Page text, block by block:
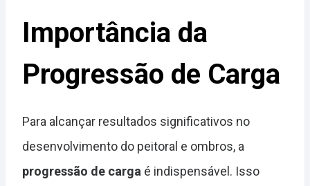
Importância da
Progressão de Carga
Para alcançar resultados significativos no
desenvolvimento do peitoral e ombros, a
progressão de carga é indispensável. Isso